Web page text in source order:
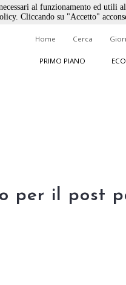
Home Cerca
PRIMO PIANO
per il post
al funzionamento ed
Cliccando su "Accetto"